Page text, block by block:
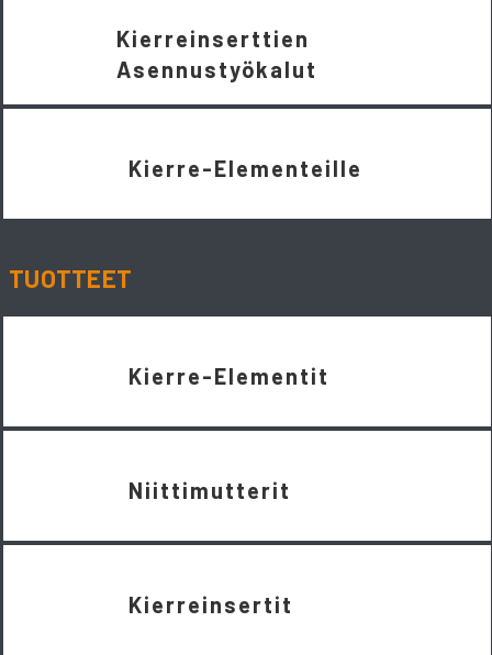
Kierreinserttien
Asennustyökalut
Kierre-Elementeille
TUOTTEET
Kierre-Elementit
Niittimutterit
Kierreinsertit